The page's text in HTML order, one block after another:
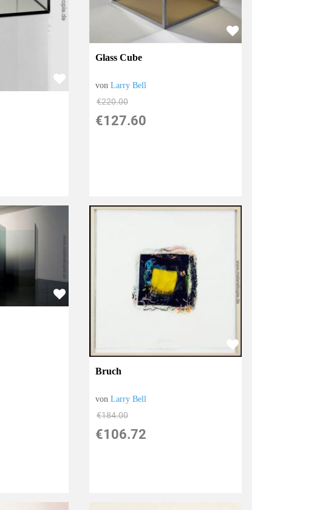
Glass Cube
vonLarry Bell
€220.00
€127.60
Bruch
vonLarry Bell
€184.00
€106.72